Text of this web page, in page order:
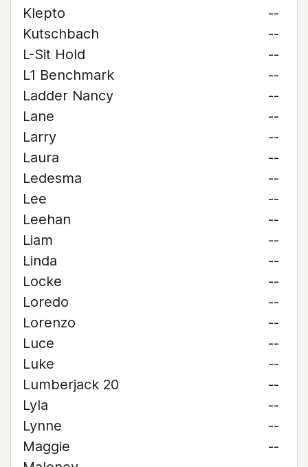
Klepto
--
Kutschbach
--
L-Sit Hold
--
L1 Benchmark
--
Ladder Nancy
--
Lane
--
Larry
--
Laura
--
Ledesma
--
Lee
--
Leehan
--
Liam
--
Linda
--
Locke
--
Loredo
--
Lorenzo
--
Luce
--
Luke
--
Lumberjack 20
--
Lyla
--
Lynne
--
Maggie
--